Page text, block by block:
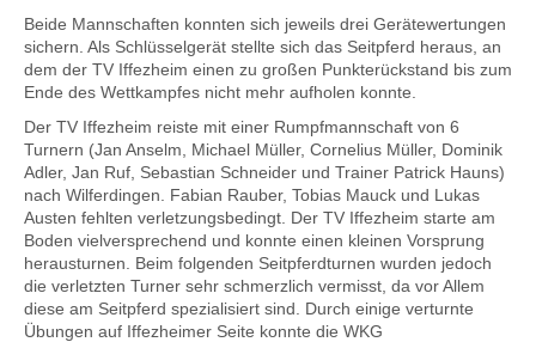
Beide Mannschaften konnten sich jeweils drei Gerätewertungen
sichern. Als Schlüsselgerät stellte sich das Seitpferd heraus, an
dem der TV Iffezheim einen zu großen Punkterückstand bis zum
Ende des Wettkampfes nicht mehr aufholen konnte.
Der TV Iffezheim reiste mit einer Rumpfmannschaft von 6
Turnern (Jan Anselm, Michael Müller, Cornelius Müller, Dominik
Adler, Jan Ruf, Sebastian Schneider und Trainer Patrick Hauns)
nach Wilferdingen. Fabian Rauber, Tobias Mauck und Lukas
Austen fehlten verletzungsbedingt. Der TV Iffezheim starte am
Boden vielversprechend und konnte einen kleinen Vorsprung
herausturnen. Beim folgenden Seitpferdturnen wurden jedoch
die verletzten Turner sehr schmerzlich vermisst, da vor Allem
diese am Seitpferd spezialisiert sind. Durch einige verturnte
Übungen auf Iffezheimer Seite konnte die WKG